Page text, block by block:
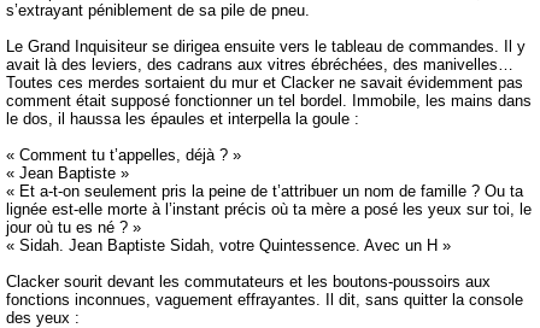
s’extrayant péniblement de sa pile de pneu.
Le Grand Inquisiteur se dirigea ensuite vers le tableau de commandes. Il y
avait là des leviers, des cadrans aux vitres ébréchées, des manivelles…
Toutes ces merdes sortaient du mur et Clacker ne savait évidemment pas
comment était supposé fonctionner un tel bordel. Immobile, les mains dans
le dos, il haussa les épaules et interpella la goule :
« Comment tu t’appelles, déjà ? »
« Jean Baptiste »
« Et a-t-on seulement pris la peine de t’attribuer un nom de famille ? Ou ta
lignée est-elle morte à l’instant précis où ta mère a posé les yeux sur toi, le
jour où tu es né ? »
« Sidah. Jean Baptiste Sidah, votre Quintessence. Avec un H »
Clacker sourit devant les commutateurs et les boutons-poussoirs aux
fonctions inconnues, vaguement effrayantes. Il dit, sans quitter la console
des yeux :